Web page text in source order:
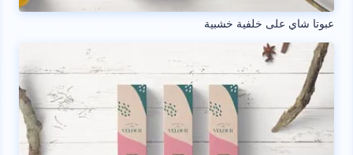
عبوتا شاي على خلفية خشبية